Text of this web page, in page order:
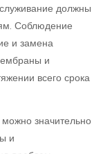
должны
Соблюдение
и замена
и
всего срока
значительно
и